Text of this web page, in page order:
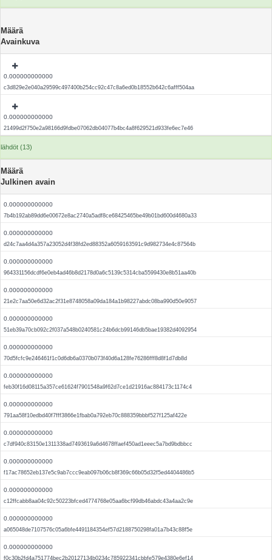
Määrä
Avainkuva
0.000000000000
c3d829e2e040a29599c497400b254cc92c47c8a6ed0b18552b642c6afff504aa
0.000000000000
21499d2f750e2a98166d9fdbe07062db04077b4bc4a8f629521d933fe6ec7e46
lähdöt (13)
Määrä
Julkinen avain
0.000000000000
7b4b192ab89dd6e00672e8ac2740a5adf8ce68425465be49b01bd600d4680a33
0.000000000000
d24c7aa4d4a357a23052d4f38fd2ed88352a6059163591c9d982734e4c87564b
0.000000000000
964331156dcdf6e0eb4ad46b8d2178d0a6c5139c5314cba5599430e8b51aa40b
0.000000000000
21e2c7aa50e6d32ac2f31e8748058a09da184a1b98227abdc08ba990d50e9057
0.000000000000
51eb39a70cb092c2f037a548b0240581c24b6dcb99146db5bae19382d4092954
0.000000000000
70d5fcfc9e246461f1c0d6db6a0370b073f40d6a128fe76286fff8d8f1d7db8d
0.000000000000
feb30f16d08115a357ce61624f7901548a9f62d7ce1d21916ac884173c1174c4
0.000000000000
791aa58f10edbd40f7fff3866e1fbab0a792eb70c888359bbbf527f125af422e
0.000000000000
c7df940c83150e1311338ad7493619a6d4678ffaef450ad1eeec5a7bd9bdbbcc
0.000000000000
f17ac78652eb137e5c9ab7ccc9eab097b06cb8f369c66b05d32f5ed4404486b5
0.000000000000
c12ffcabb8aa04c92c50223bfced4774768e05aa6bcf99db46abdc43a4aa2c9e
0.000000000000
a065048de7107576c05a6bfe4491184354ef57d2188750298fa01a7b43c88f5e
0.000000000000
f0c30b2fd4a751774bec2b20127134b0234c785922341cbbfe579e4380e6ef14